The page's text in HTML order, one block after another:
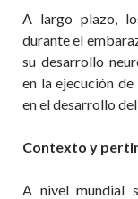
A largo plazo,
durante el
su desarrollo
en la ejecución
en el desarrollo
Contexto y
A nivel mundial